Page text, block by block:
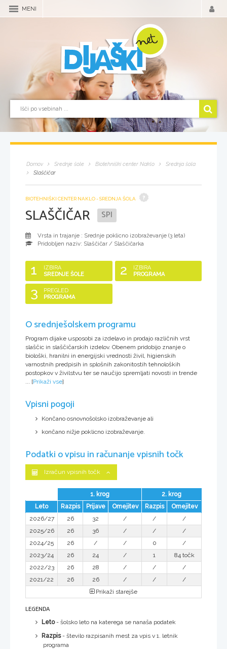
MENI
Domov Srednje šole Biotehniški center Naklo
Srednja šola
Slaščičar
BIOTEHNIŠKI CENTER NAKLO - SREDNJA ŠOLA
SLAŠČIČAR SPI
Vrsta in trajanje : Srednje poklicno izobraževanje (3 leta)
Pridobljen naziv: Slaščičar / Slaščičarka
1
IZBIRA
SREDNJE ŠOLE
2
IZBIRA
PROGRAMA
3
PREGLED
PROGRAMA
O srednješolskem programu
Program dijake usposobi za izdelavo in prodajo različnih vrst
slaščic in slaščičarskih izdelov. Obenem pridobijo znanje o
biološki, hranilni in energijski vrednosti živil, higienskih
varnostnih predpisih in splošnih zakonitostih tehnoloških
postopkov v živilstvu ter se naučijo spremljati novosti in trende
... [Prikaži vse]
Vpisni pogoji
Končano osnovnošolsko izobraževanje ali
končano nižje poklicno izobraževanje.
Podatki o vpisu in računanje vpisnih točk
Izračun vpisnih točk
1. krog
2. krog
Leto
Razpis Prijave Omejitev Razpis
Omejitev
2026/27
26 32 / /
/
2025/26
26 36 / /
/
2024/25
26 / / 0
/
2023/24
26 24 / 1
84 točk
2022/23
26 28 / /
/
2021/22
26 26 / /
/
Prikaži starejše
LEGENDA
Leto- šolsko leto na katerega se nanaša podatek
Razpis- število razpisanih mest za vpis v 1. letnik
programa